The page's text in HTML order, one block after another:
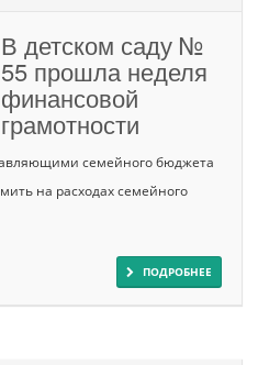
В детском саду №
55 прошла неделя
финансовой
грамотности
семейного бюджета
на расходах семейного
ПОДРОБНЕЕ